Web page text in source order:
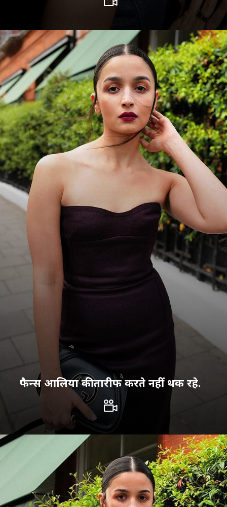
Image Credit: Instagram/
फैन्स आलिया की तारीफ करते नहीं थक रहे.